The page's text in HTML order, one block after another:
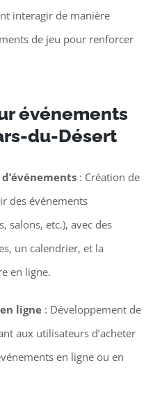
interagir de manière
de jeu pour renforcer
événements
du-Désert
: Création de
des événements
salons, etc.), avec des
un calendrier, et la
en ligne.
ligne: Développement de
aux utilisateurs d’acheter
en ligne ou en